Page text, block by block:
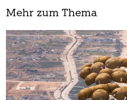
Mehr zum Thema